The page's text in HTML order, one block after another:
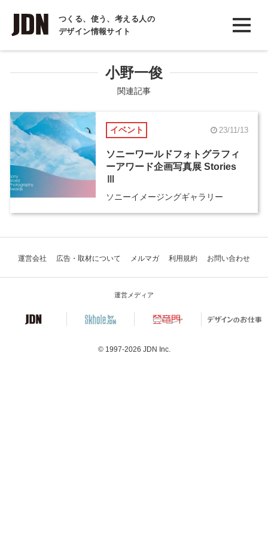
つくる、使う、考える人の
デザイン情報サイト
INTERVIEW
インタビュー
COLUMN
コラム
小野一俊
関連記事
イベント 23/11/13
ソニーワールドフォトグラフィ
ーアワード企画写真展 Stories
ソニーイメージングギャラリー
運営会社 広告・取材について メルマガ 利用規約 お問い合わせ
運営メディア
© 1997-2026 JDN Inc.